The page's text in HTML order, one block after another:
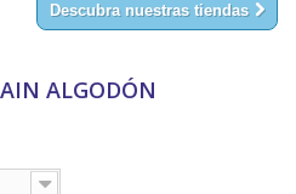
Descubra nuestras tiendas
ALGODÓN